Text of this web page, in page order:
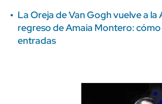
La Oreja de Van Gogh vuelve a la
regreso de Amaia Montero:
entradas